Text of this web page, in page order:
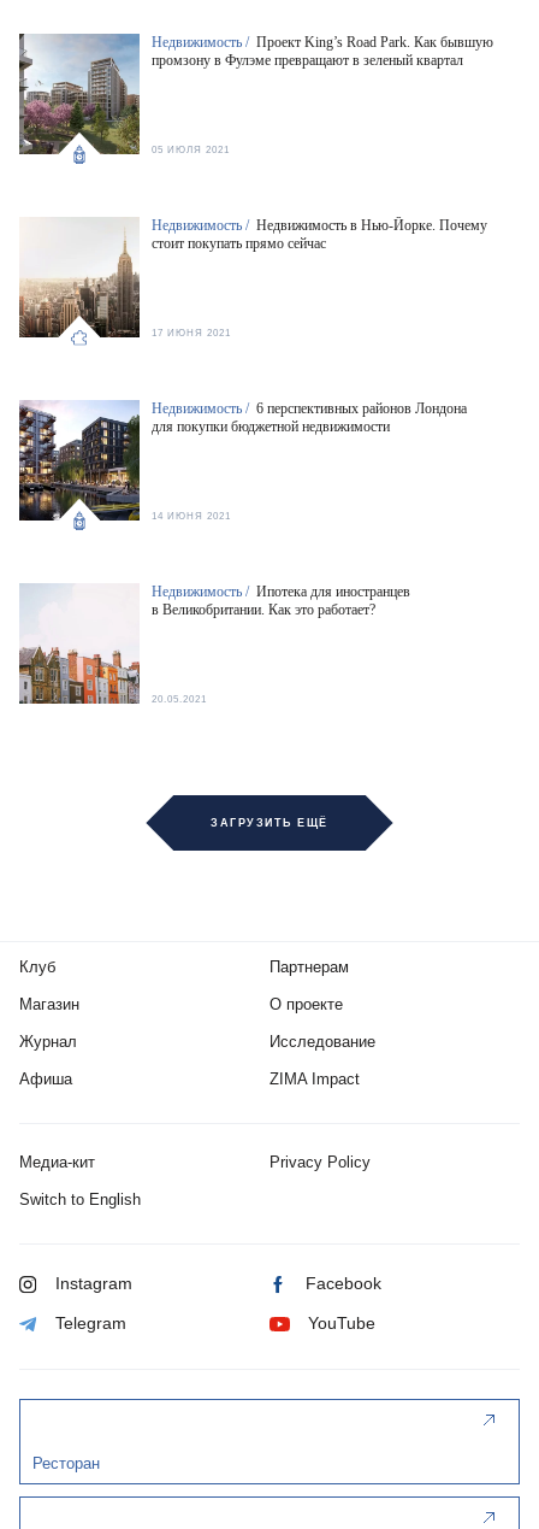
Недвижимость / Проект King’s Road Park. Как бывшую
промзону в Фулэме превращают в зеленый квартал
05 ИЮЛЯ 2021
Недвижимость / Недвижимость в Нью-Йорке. Почему
стоит покупать прямо сейчас
17 ИЮНЯ 2021
Недвижимость / 6 перспективных районов Лондона
для покупки бюджетной недвижимости
14 ИЮНЯ 2021
Недвижимость / Ипотека для иностранцев
в Великобритании. Как это работает?
20.05.2021
ЗАГРУЗИТЬ ЕЩЁ
Клуб
Магазин
Журнал
Афиша
Партнерам
О проекте
Исследование
ZIMA Impact
Медиа-кит Privacy Policy
Switch to English
Instagram Facebook
Telegram YouTube
Ресторан